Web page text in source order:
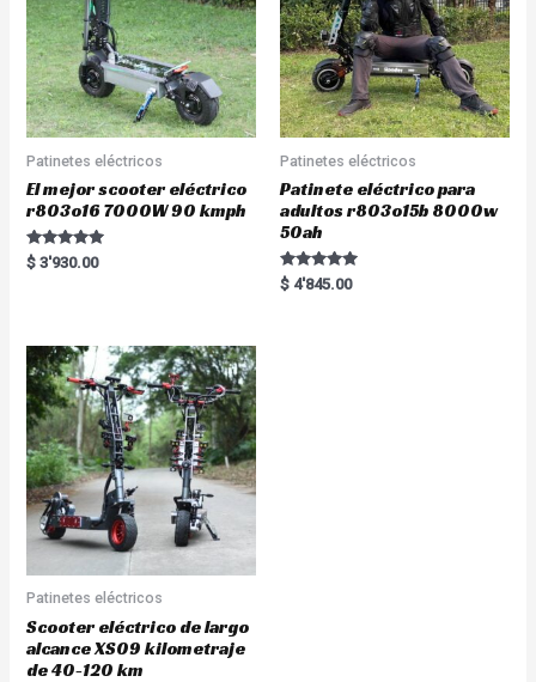
Patinetes eléctricos
El mejor scooter eléctrico
r803o16 7000W 90 kmph
Rated
5.00
$ 3'930.00
Patinetes eléctricos
Patinete eléctrico para
adultos r803o15b 8000w
50ah
Rated
5.00
$ 4'845.00
Patinetes eléctricos
Scooter eléctrico de largo
alcance XS09 kilometraje
de 40-120 km